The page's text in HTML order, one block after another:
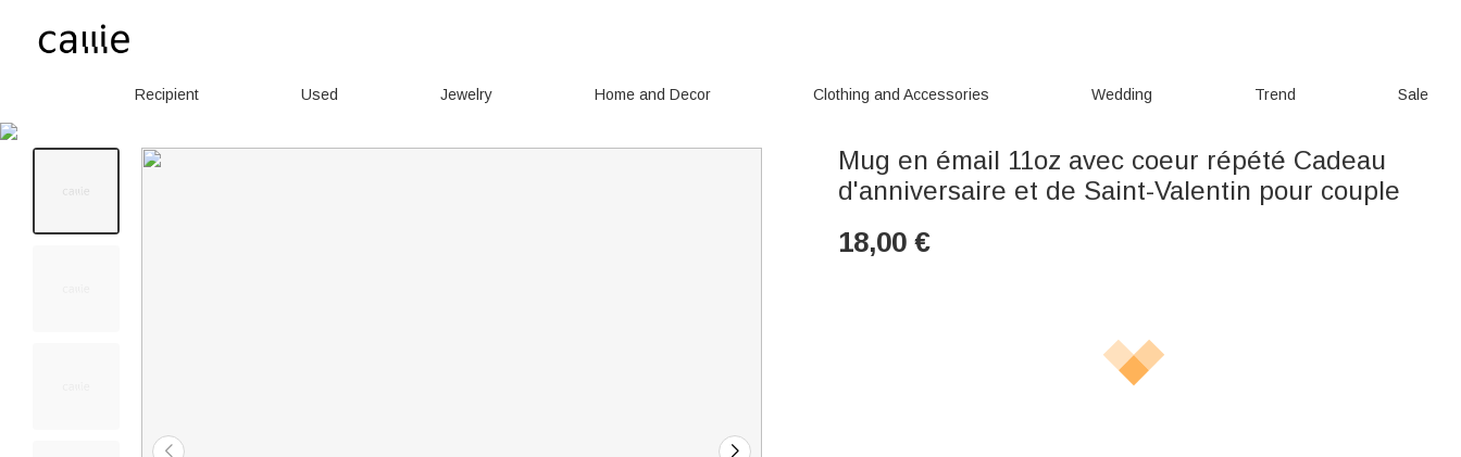
Recipient Used Jewelry Home and Decor Clothing and Accessories Wedding Trend Sale
Mug en émail 11oz avec coeur répété Cadeau
d'anniversaire et de Saint-Valentin pour couple
18,00 €